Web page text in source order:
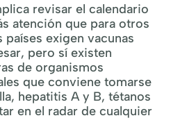
revisar el calendario
atención que para otros
exigen vacunas
pero sí existen
de organismos
que conviene tomarse
hepatitis A y B, tétanos
en el radar de cualquier